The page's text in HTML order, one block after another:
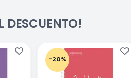
-20%